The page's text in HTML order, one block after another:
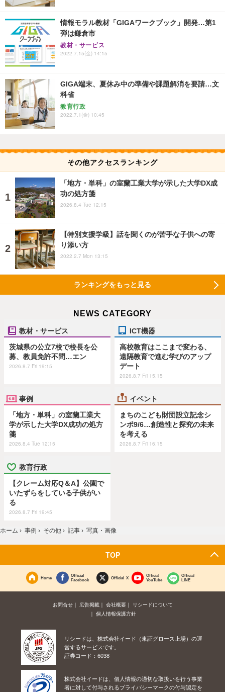
情報モラル教材「GIGAワークブック」開発…第1
弾は鎌倉市
教材・サービス
2022.7.15(金) 14:15
GIGA端末、夏休み中の準備や課題解消を要請…文
科省
教育行政
2022.7.1(金) 10:45
その他アクセスランキング
「地方・単科」の室蘭工業大学が示した大学DX成
功の処方箋
2026.8.4 Tue 12:15
【特別支援学級】話を聞くのが苦手な子供への寄
り添い方
2022.2.7 Mon 13:15
ランキングをもっと見る
NEWS CATEGORY
教材・サービス
茨城県の公立7校で校長を公
募、教員免許不問…エン
2026.8.7 Fri 19:15
ICT機器
高校教育はここまで変わる、
遠隔教育で進む学びのアップ
デート
2026.8.7 Fri 15:15
事例
「地方・単科」の室蘭工業大
学が示した大学DX成功の処方
箋
2026.8.4 Tue 12:15
イベント
まちのこども財団設立記念シ
ンポ9/6…創造性と探究の未来
を考える
2026.8.7 Fri 16:15
教育行政
【クレーム対応Q＆A】公園で
いたずらをしている子供がい
る
2026.8.7 Fri 19:45
ホーム › 事例 › その他 › 記事 › 写真・画像
TOP
Home
Official
Facebook
Official X
Official
YouTube
Official
LINE
お問合せ 広告掲載 会社概要
リシードについて
個人情報保護方針
リシードは、株式会社イード（東証グロース上場）の運
営するサービスです。
証券コード：6038
株式会社イードは、個人情報の適切な取扱いを行う事業
者に対して付与されるプライバシーマークの付与認定を